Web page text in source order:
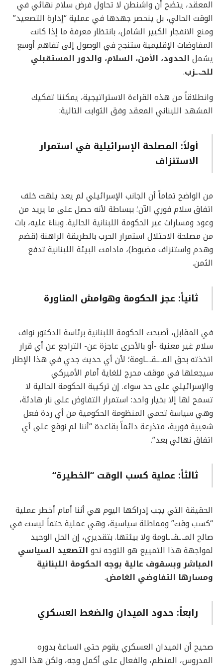
المعقد، يتضح أن واشنطن لا تحاول فرض سلام نهائي في
الوقت الحالي، بل ينحصر جهدها في عملية “إدارة التصعيد”
ومنع الانفجار الكبير الشامل، بانتظار معرفة ما إذا كانت
المفاوضات الإقليمية ستنجح في الوصول إلى تفاهم أوسع
يشمل الحدود، الأمن، السلام، والدور المستقبلي
للحـ.ـزب.
وانطلاقاً من هذه القراءة الاستراتيجية، يمكننا تفكيك
المشهد اللبناني المعقد وفق الثوابت التالية:
أولاً: المصلحة الإسرائيلية في استمرار
الاستنزاف
من الواضح تماماً أن الجانب الإسرائيلي لم يعد يلهث خلف
اتفاق سلام فوري الآن؛ ببساطة لأنه حصل على ما يريد من
وعود ومسارات عبر الحكومة اللبنانية الحالية. وبناءً عليه، بات
من مصلحة الاحتلال استمرار الحرب بالطريقة الراهنة (قضم
وهدم واستنزاف مضبوط)، مادامت البيئة اللبنانية تدفع
الثمن.
ثانياً: عجز الحكومة وهوامش المناورة
في المقابل، أصبحت الحكومة اللبنانية برئاسة الدكتور نواف
سلام غير معنية -أو بالأحرى عاجزة عن- التراجع عن أي قرار
اتخذته بحق المـ.ـقـ.ـاومة؛ لأن أي حديث جدي في هذا الإطار
سيجعلها في موقف محرج للغاية أمام الأميركي
والإسرائيلي على حد سواء. إن تركيبة الحكومة الحالية لا
تسمح لها إلا بخيار واحد: استمرار التفاوض على نار هادئة،
وهي سياسة تحمي المنظومة الحكومية من أي ردة فعل
شعبية فورية، متذرعة دائماً بقاعدة “أننا لم نوقع على أي
اتفاق نهائي بعد”.
ثالثاً: عملية كسب الوقت “الخطيرة“
الحقيقة التي يجب إدراكها اليوم هي أننا أمام أخطر عملية
“كسب وقت” ومماطلة سياسية، وهي عملية حتماً ليست في
صالح المـ.ـقـ.ـاومة ولا بيئتها. بتقديري، إن الحل الوحيد
لمواجهة هذا التمييع هو التوجه نحو التصعيد السياسي
المباشر وبسقوف عالية بوجه الحكومة اللبنانية
ومسارها التفاوضي الغامض.
رابعاً: حدود الميدان والضغط العسكري
صحيح أن الميدان العسكري يقوم حتى الساعة بدوره
المدروس، المنظم، والفعال على أكمل وجه، ولكن هذا الدور